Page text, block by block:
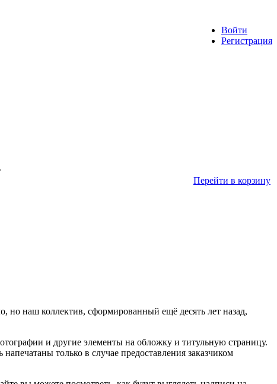
Войти
Регистрация
Перейти в корзину
но наш коллектив, сформированный ещё десять лет назад,
и другие элементы на обложку и титульную страницу.
только в случае предоставления заказчиком